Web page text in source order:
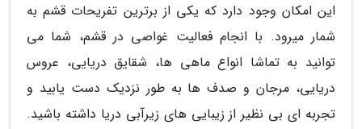
این امکان وجود دارد که یکی از برترین تفریحات قشم به
شمار میرود. با انجام فعالیت غواصی در قشم، شما می
توانید به تماشا انواع ماهی ها، شقایق دریایی، عروس
دریایی، مرجان و صدف ها به طور نزدیک دست یابید و
تجربه ای بی نظیر از زیبایی های زیرآبی دریا داشته باشید.